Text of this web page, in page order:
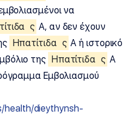
να
ς Α, αν δεν έχουν
Ηπατίτιδα ς Α ή ιστορικό
της Ηπατίτιδα ς Α
Εμβολιασμού
health/dieythynsh-